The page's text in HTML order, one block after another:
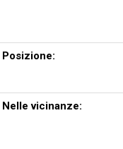
Posizione:
Nelle vicinanze: